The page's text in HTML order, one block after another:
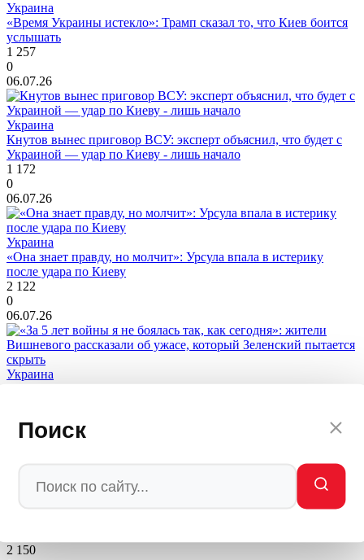
Поиск
Украина
«Время Украины истекло»: Трамп сказал то, что Киев боится
услышать
1 257
0
06.07.26
Украина
Кнутов вынес приговор ВСУ: эксперт объяснил, что будет с
Украиной — удар по Киеву - лишь начало
1 172
0
06.07.26
Украина
«Она знает правду, но молчит»: Урсула впала в истерику
после удара по Киеву
2 122
0
06.07.26
Украина
5 686
2 150